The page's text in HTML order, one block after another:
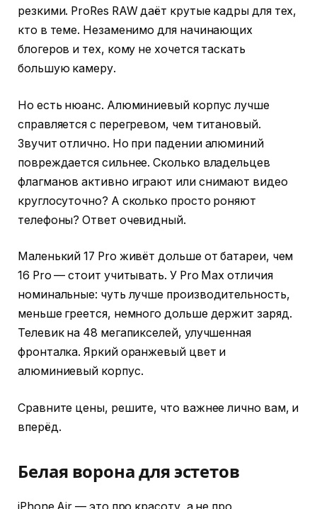
резкими. ProRes RAW даёт крутые кадры для тех,
кто в теме. Незаменимо для начинающих
блогеров и тех, кому не хочется таскать
большую камеру.
Но есть нюанс. Алюминиевый корпус лучше
справляется с перегревом, чем титановый.
Звучит отлично. Но при падении алюминий
повреждается сильнее. Сколько владельцев
флагманов активно играют или снимают видео
круглосуточно? А сколько просто роняют
телефоны? Ответ очевидный.
Маленький 17 Pro живёт дольше от батареи, чем
16 Pro — стоит учитывать. У Pro Max отличия
номинальные: чуть лучше производительность,
меньше греется, немного дольше держит заряд.
Телевик на 48 мегапикселей, улучшенная
фронталка. Яркий оранжевый цвет и
алюминиевый корпус.
Сравните цены, решите, что важнее лично вам, и
вперёд.
Белая ворона для эстетов